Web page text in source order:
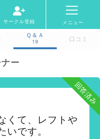
サークル登録 メニュー
Ｑ＆Ａ
19 口コミ
ー
回答済み
くて、レフトや
いです。